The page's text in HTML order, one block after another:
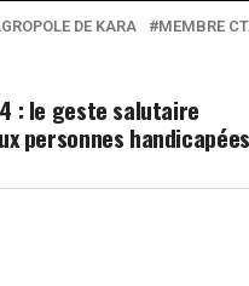
DE KARA MEMBRE
: le geste salutaire
personnes handicapées